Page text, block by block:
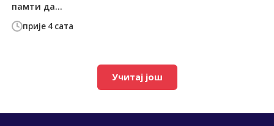
прије 4 сата
памти да...
Учитај још